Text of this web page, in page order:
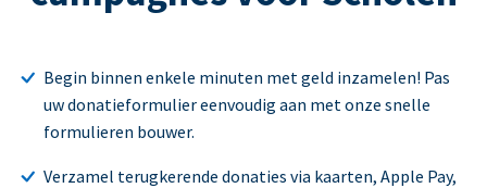
Begin binnen enkele minuten met geld inzamelen! Pas
uw donatieformulier eenvoudig aan met onze snelle
formulieren bouwer.
Verzamel terugkerende donaties via kaarten, Apple Pay,